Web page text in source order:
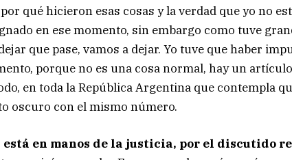
qué hicieron esas cosas y la verdad que yo no
en ese momento, sin embargo como tuve
que pase, vamos a dejar. Yo tuve que haber
porque no es una cosa normal, hay un
en toda la República Argentina que contempla
oscuro con el mismo número.
en manos de la justicia, por el discutido